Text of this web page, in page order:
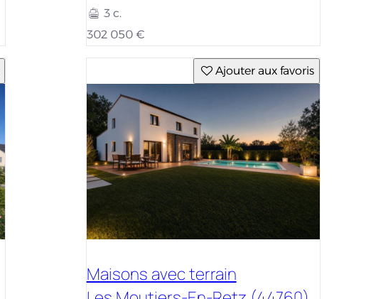
3 c.
302 050 €
Ajouter aux favoris
Maisons avec terrain